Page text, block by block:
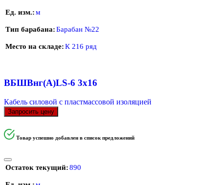
Ед. изм. м
Тип барабана Барабан №22
Место на складе К 216 ряд
ВБШВнг(А)LS-6 3х16
Кабель силовой с пластмассовой изоляцией
Запросить цену
Товар успешно добавлен в список предложений
Остаток текущий 890